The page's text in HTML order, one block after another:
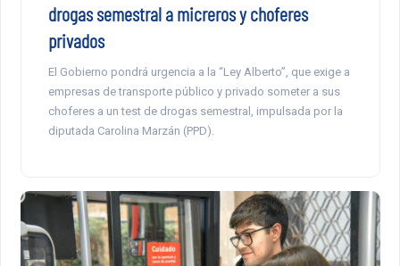
drogas semestral a micreros y choferes
privados
El Gobierno pondrá urgencia a la “Ley Alberto”, que exige a
empresas de transporte público y privado someter a sus
choferes a un test de drogas semestral, impulsada por la
diputada Carolina Marzán (PPD).